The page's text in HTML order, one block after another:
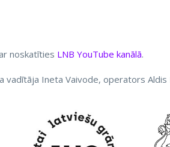
noskatīties LNB YouTube kanālā.
vadītāja Ineta Vaivode, operators Aldis